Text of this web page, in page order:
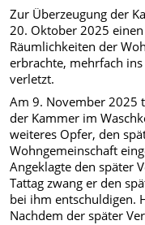
Zur Überzeugung der
20. Oktober 2025
Räumlichkeiten der
erbrachte, mehrfach
verletzt.
Am 9. November 2025
der Kammer im
weiteres Opfer, den
Wohngemeinschaft
Angeklagte den später
Tattag zwang er den
bei ihm entschuldigen.
Nachdem der später